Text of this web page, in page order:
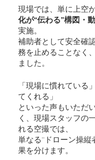
現場では、単に上空
化が“伝わる”構図・
実施。
補助者として安全確
務を止めることなく
ました。
「現場に慣れている
てくれる」
といった声もいただ
く、現場スタッフの
れる空撮では、
単なる“ドローン操
果を分けます。